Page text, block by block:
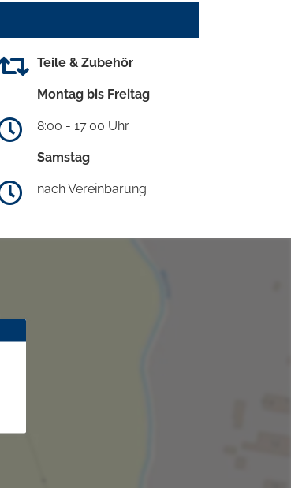
Teile & Zubehör
Montag bis Freitag
8:00 - 17:00 Uhr
Samstag
nach Vereinbarung